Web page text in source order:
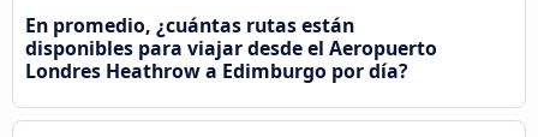
En promedio, ¿cuántas rutas están
disponibles para viajar desde el Aeropuerto
Londres Heathrow a Edimburgo por día?